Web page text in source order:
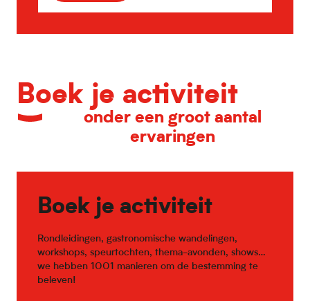
Boek je activiteit
onder een groot aantal
ervaringen
Boek je activiteit
Rondleidingen, gastronomische wandelingen,
workshops, speurtochten, thema-avonden, shows…
we hebben 1001 manieren om de bestemming te
beleven!